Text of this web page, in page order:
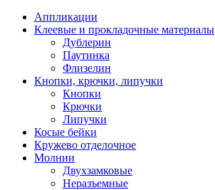
Аппликации
Клеевые и прокладочные материалы
Дублерин
Паутинка
Флизелин
Кнопки, крючки, липучки
Кнопки
Крючки
Липучки
Косые бейки
Кружево отделочное
Молнии
Двухзамковые
Неразъемные